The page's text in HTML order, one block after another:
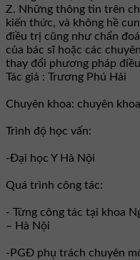
Z. Những thông tin trên
kiến thức, và không hề
điều trị cũng như chẩn
của bác sĩ hoặc các
thay đổi phương pháp
Tác giả : Trương Phú Hải
Chuyên khoa: chuyên
Trình độ học vấn:
-Đại học Y Hà Nội
Quá trình công tác:
- Từng công tác tại khoa
– Hà Nội
-PGĐ phụ trách chuyên